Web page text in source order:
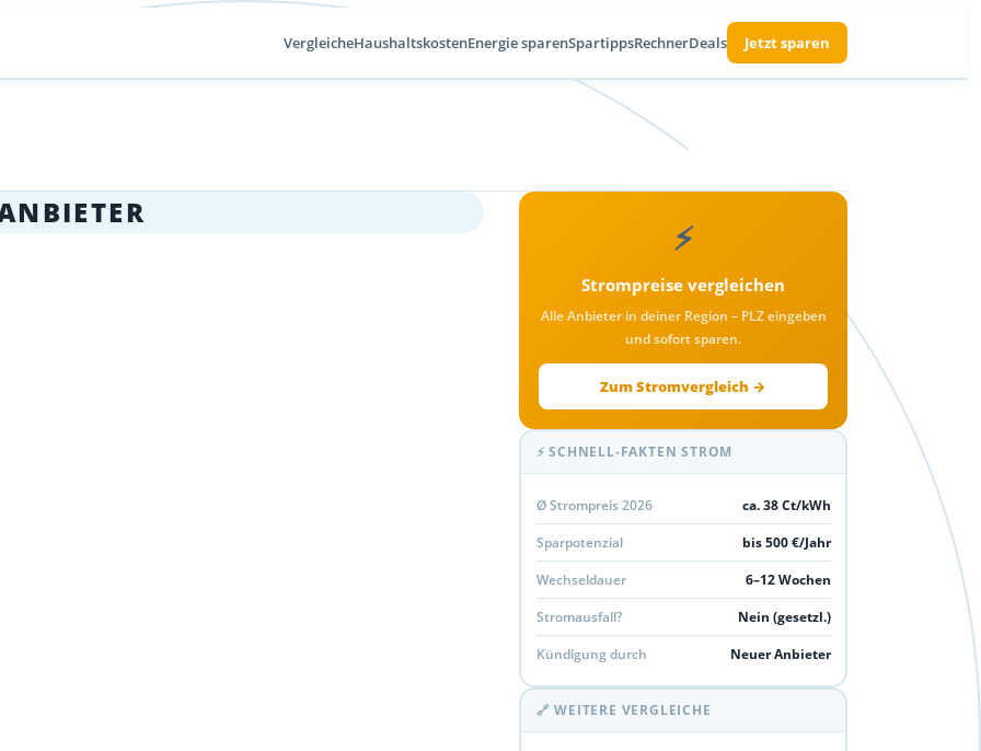
VergleicheHaushaltskostenEnergie sparenSpartippsRechnerDeals Jetzt sparen
⚡
Strompreise vergleichen
Alle Anbieter in deiner Region – PLZ eingeben
und sofort sparen.
Zum Stromvergleich →
⚡ SCHNELL-FAKTEN STROM
Ø Strompreis 2026
ca. 38 Ct/kWh
Sparpotenzial
bis 500 €/Jahr
Wechseldauer
6–12 Wochen
Stromausfall?
Nein (gesetzl.)
Kündigung durch
Neuer Anbieter
🔗 WEITERE VERGLEICHE